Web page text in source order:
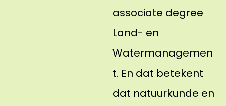
associate degree
Land- en
Watermanagemen
t. En dat betekent
dat natuurkunde en